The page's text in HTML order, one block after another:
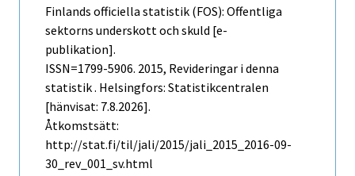
Finlands officiella statistik (FOS): Offentliga
sektorns underskott och skuld [e-
publikation].
ISSN=1799-5906. 2015, Revideringar i denna
statistik . Helsingfors: Statistikcentralen
[hänvisat: 7.8.2026].
Åtkomstsätt:
http://stat.fi/til/jali/2015/jali_2015_2016-09-
30_rev_001_sv.html